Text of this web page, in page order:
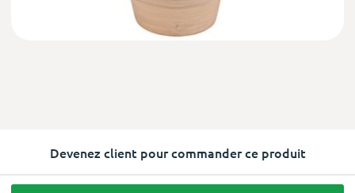
Devenez client pour commander ce produit